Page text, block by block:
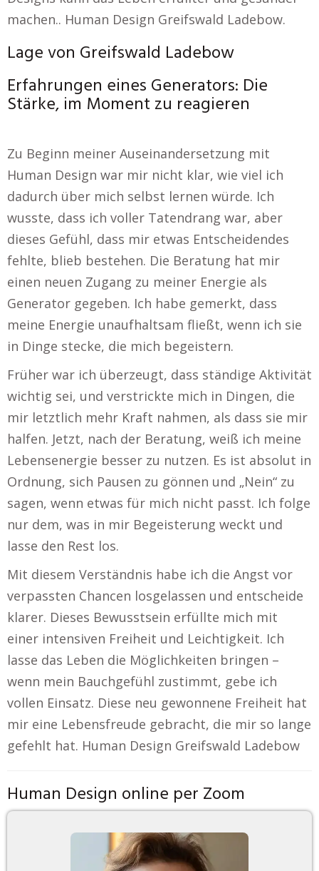
machen.. Human Design Greifswald Ladebow.
Lage von Greifswald Ladebow
Erfahrungen eines Generators: Die
Stärke, im Moment zu reagieren
Zu Beginn meiner Auseinandersetzung mit
Human Design war mir nicht klar, wie viel ich
dadurch über mich selbst lernen würde. Ich
wusste, dass ich voller Tatendrang war, aber
dieses Gefühl, dass mir etwas Entscheidendes
fehlte, blieb bestehen. Die Beratung hat mir
einen neuen Zugang zu meiner Energie als
Generator gegeben. Ich habe gemerkt, dass
meine Energie unaufhaltsam fließt, wenn ich sie
in Dinge stecke, die mich begeistern.
Früher war ich überzeugt, dass ständige Aktivität
wichtig sei, und verstrickte mich in Dingen, die
mir letztlich mehr Kraft nahmen, als dass sie mir
halfen. Jetzt, nach der Beratung, weiß ich meine
Lebensenergie besser zu nutzen. Es ist absolut in
Ordnung, sich Pausen zu gönnen und „Nein“ zu
sagen, wenn etwas für mich nicht passt. Ich folge
nur dem, was in mir Begeisterung weckt und
lasse den Rest los.
Mit diesem Verständnis habe ich die Angst vor
verpassten Chancen losgelassen und entscheide
klarer. Dieses Bewusstsein erfüllte mich mit
einer intensiven Freiheit und Leichtigkeit. Ich
lasse das Leben die Möglichkeiten bringen –
wenn mein Bauchgefühl zustimmt, gebe ich
vollen Einsatz. Diese neu gewonnene Freiheit hat
mir eine Lebensfreude gebracht, die mir so lange
gefehlt hat. Human Design Greifswald Ladebow
Human Design online per Zoom